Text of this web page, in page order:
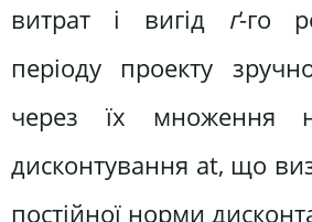
витрат і вигід ґ-го
періоду проекту
через їх множення
дисконтування at, що
постійної норми